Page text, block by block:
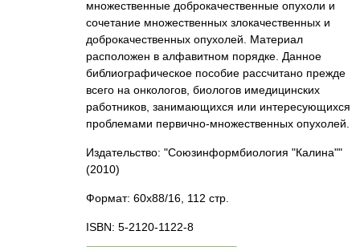
множественные доброкачественные опухоли и
сочетание множественных злокачественных и
доброкачественных опухолей. Материал
расположен в алфавитном порядке. Данное
библиографическое пособие рассчитано прежде
всего на онкологов, биологов имедицинских
работников, занимающихся или интересующихся
проблемами первично-множественных опухолей.
Издательство: "Союзинформбиология "Калина""
(2010)
Формат: 60x88/16, 112 стр.
ISBN: 5-2120-1122-8